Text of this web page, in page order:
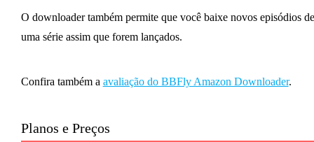
O downloader também permite que você baixe novos episódios de
uma série assim que forem lançados.
Confira também a avaliação do BBFly Amazon Downloader.
Planos e Preços